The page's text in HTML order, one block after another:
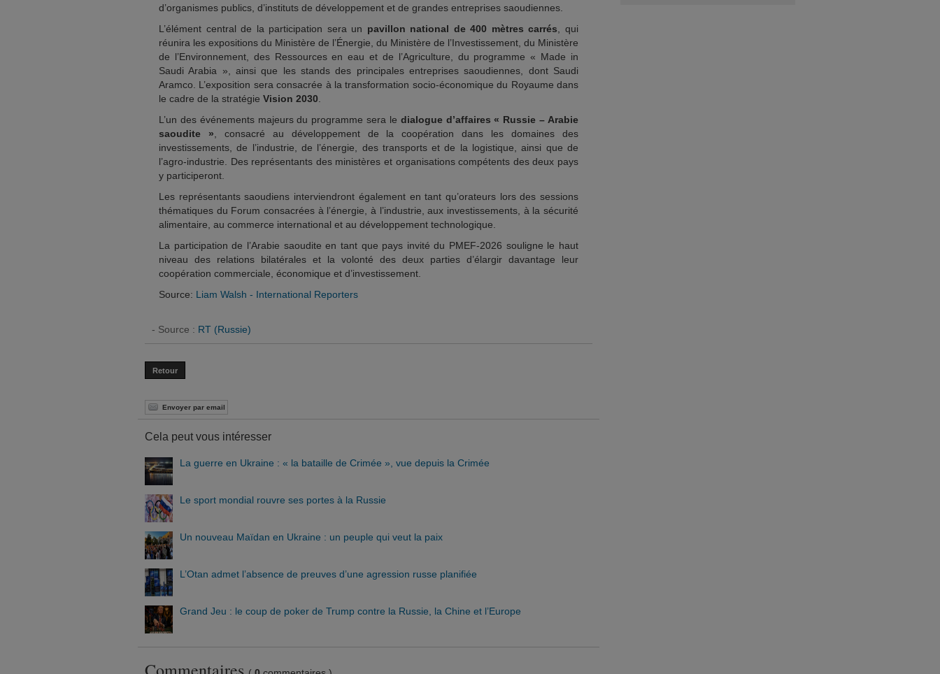
d’organismes publics, d’instituts de développement et de grandes entreprises saoudiennes.
L’élément central de la participation sera un pavillon national de 400 mètres carrés , qui
réunira les expositions du Ministère de l’Énergie, du Ministère de l’Investissement, du Ministère
de l’Environnement, des Ressources en eau et de l’Agriculture, du programme « Made in
Saudi Arabia », ainsi que les stands des principales entreprises saoudiennes, dont Saudi
Aramco. L’exposition sera consacrée à la transformation socio-économique du Royaume dans
le cadre de la stratégie Vision 2030
L’un des événements majeurs du programme sera le dialogue d’affaires « Russie – Arabie
saoudite » , consacré au développement de la coopération dans les domaines des
investissements, de l’industrie, de l’énergie, des transports et de la logistique, ainsi que de
l’agro-industrie. Des représentants des ministères et organisations compétents des deux pays
y participeront.
Les représentants saoudiens interviendront également en tant qu’orateurs lors des sessions
thématiques du Forum consacrées à l’énergie, à l’industrie, aux investissements, à la sécurité
alimentaire, au commerce international et au développement technologique.
La participation de l’Arabie saoudite en tant que pays invité du PMEF-2026 souligne le haut
niveau des relations bilatérales et la volonté des deux parties d’élargir davantage leur
coopération commerciale, économique et d’investissement.
Source: Liam Walsh - International Reporters
- Source : RT (Russie)
Retour
Envoyer par email
Cela peut vous intéresser
La guerre en Ukraine : « la bataille de Crimée », vue depuis la Crimée
Le sport mondial rouvre ses portes à la Russie
Un nouveau Maïdan en Ukraine : un peuple qui veut la paix
L’Otan admet l’absence de preuves d’une agression russe planifiée
Grand Jeu : le coup de poker de Trump contre la Russie, la Chine et l’Europe